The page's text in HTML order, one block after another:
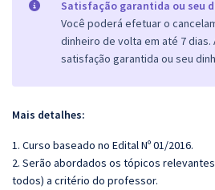
Satisfação garantida ou seu
Você poderá efetuar o
dinheiro de volta em até 7 dias.
satisfação garantida ou seu
Mais detalhes:
1. Curso baseado no Edital Nº 01/2016.
2. Serão abordados os tópicos
todos) a critério do professor.